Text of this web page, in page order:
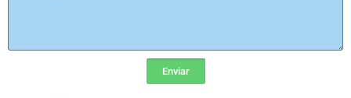
Enviar